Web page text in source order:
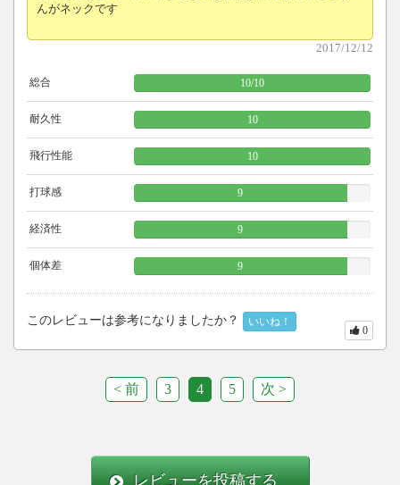
んがネックです
2017/12/12
総合 10/10
耐久性 10
飛行性能 10
打球感 9
経済性 9
個体差 9
このレビューは参考になりましたか？ いいね！
0
< 前 3 4 5 次 >
レビューを投稿する